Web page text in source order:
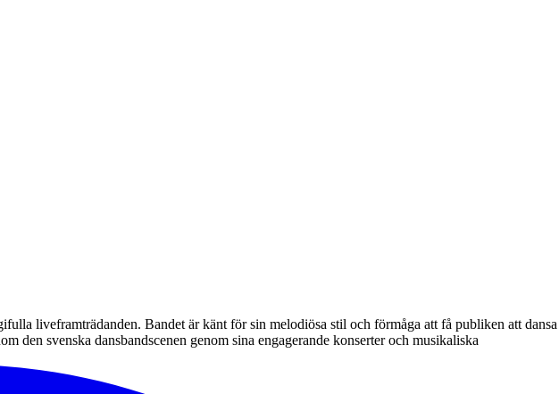
liveframträdanden. Bandet är känt för sin melodiösa stil och förmåga att få publiken att dansa
den svenska dansbandscenen genom sina engagerande konserter och musikaliska